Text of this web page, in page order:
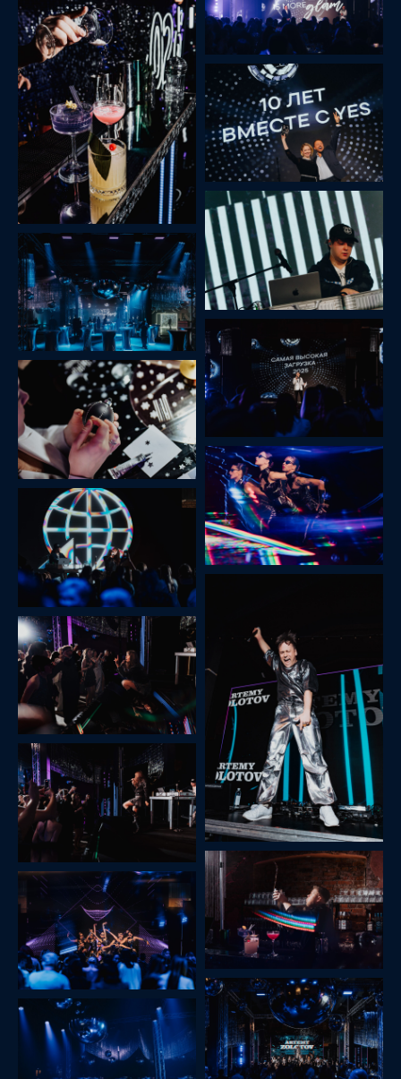
ДРУГИЕ ПРОЕКТЫ
Масштабный корпоратив, объединивший
сотрудников в праздничной атмосфере.
Оригинальная концепция, яркий и атмосферный
декор пространства, продуманные зоны для
общения и активности. В программе: интерактивы,
выступления артистов, награждение лучших из
лучших сотрудников.